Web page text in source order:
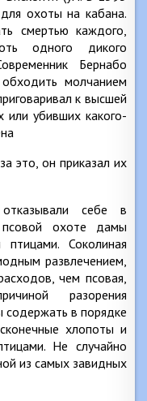
охоты на кабана.
смертью каждого,
одного дикого
Бернабо
молчанием
к высшей
или убивших какого-
это, он приказал их
себе в
псовой охоте дамы
Соколиная
развлечением,
чем псовая,
разорения
содержать в порядке
хлопоты и
Не случайно
из самых завидных